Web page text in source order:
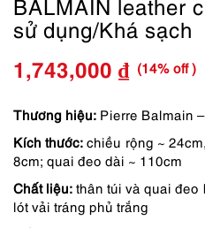
sử dụng/Khá sạch
Giá
gốc
là:
1,743,000 ₫
Giá
hiện
tại
(14% off )
Thương hiệu: Pierre Balmain
Kích thước: chiều rộng ~
8cm; quai đeo dài ~ 110cm
Chất liệu:thân túi và quai đeo
lót vải tráng phủ trắng